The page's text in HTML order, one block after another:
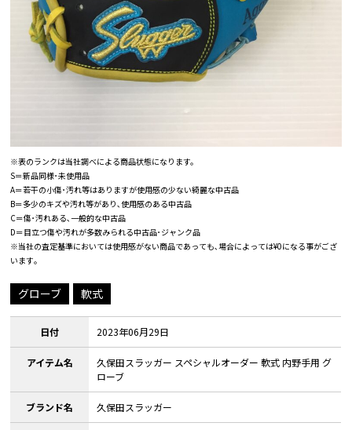
※表のランクは当社調べによる商品状態になります。
S＝新品同様･未使用品
A＝若干の小傷･汚れ等はありますが使用感の少ない綺麗な中古品
B＝多少のキズや汚れ等があり､使用感のある中古品
C＝傷･汚れある､一般的な中古品
D＝目立つ傷や汚れが多数みられる中古品･ジャンク品
※当社の査定基準においては使用感がない商品であっても､場合によっては¥0になる事がござ
います｡
グローブ 軟式
日付 2023年06月29日
アイテム名
久保田スラッガー スペシャルオーダー 軟式 内野手用 グ
ローブ
ブランド名 久保田スラッガー